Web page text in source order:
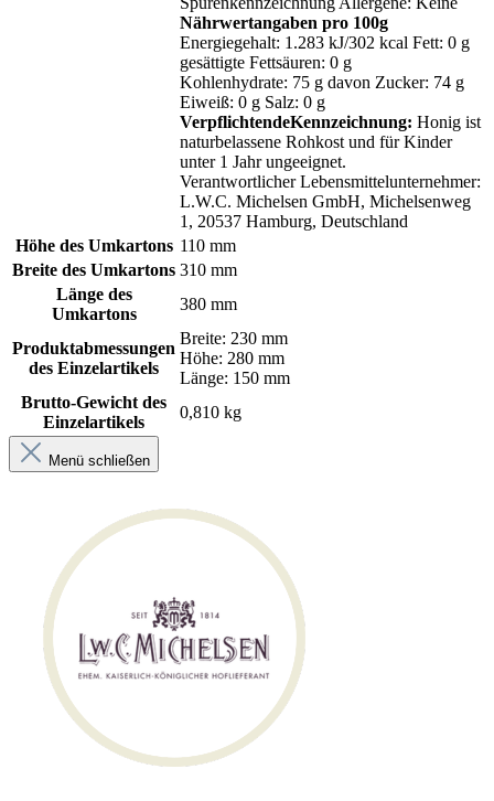
Nährwertangaben pro 100g
Energiegehalt: 1.283 kJ/302 kcal Fett: 0 g
gesättigte Fettsäuren: 0 g
Kohlenhydrate: 75 g davon Zucker: 74 g
Eiweiß: 0 g Salz: 0 g
VerpflichtendeKennzeichnung: Honig ist
naturbelassene Rohkost und für Kinder
unter 1 Jahr ungeeignet.
Verantwortlicher Lebensmittelunternehmer:
L.W.C. Michelsen GmbH, Michelsenweg
1, 20537 Hamburg, Deutschland
Höhe des Umkartons 110 mm
Breite des Umkartons 310 mm
Länge des
Umkartons
380 mm
Produktabmessungen
des Einzelartikels
Breite: 230 mm
Höhe: 280 mm
Länge: 150 mm
Brutto-Gewicht des
Einzelartikels
0,810 kg
Menü schließen